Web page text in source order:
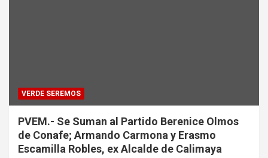
VERDE SEREMOS
PVEM.- Se Suman al Partido Berenice Olmos
de Conafe; Armando Carmona y Erasmo
Escamilla Robles, ex Alcalde de Calimaya